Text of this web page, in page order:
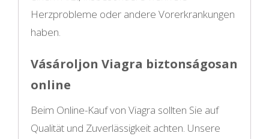
Herzprobleme oder andere Vorerkrankungen
haben.
Vásároljon Viagra biztonságosan
online
Beim Online-Kauf von Viagra sollten Sie auf
Qualität und Zuverlässigkeit achten. Unsere